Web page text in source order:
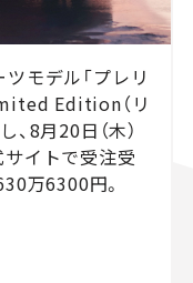
モデル「プレリ
Edition（リ
8月20日（木）
サイトで受注受
万6300円。